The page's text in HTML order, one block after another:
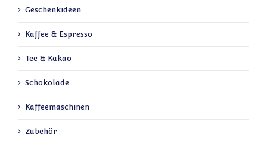
Geschenkideen
Kaffee & Espresso
Tee & Kakao
Schokolade
Kaffeemaschinen
Zubehör